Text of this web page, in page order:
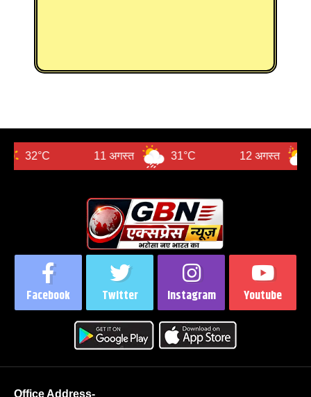
11 अगस्त 31°C 12 अगस्त 29°C
Office Address-
Facebook Twitter Instagram Youtube